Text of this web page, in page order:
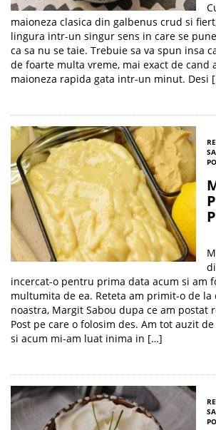
maioneza clasica din galbenus crud si
lingura intr-un singur sens in care se
ca sa nu se taie. Trebuie sa va spun insa
de foarte multa vreme, mai exact de cand
maioneza rapida gata intr-un minut. Desi
incercat-o pentru prima data acum si am
multumita de ea. Reteta am primit-o de la
noastra, Margit Sabou dupa ce am postat
Post pe care o folosim des. Am tot auzit
si acum mi-am luat inima in […]